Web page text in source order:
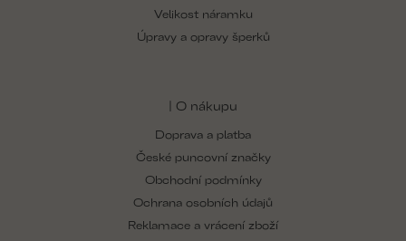
Velikost náramku
Úpravy a opravy šperků
| O nákupu
Doprava a platba
České puncovní značky
Obchodní podmínky
Ochrana osobních údajů
Reklamace a vrácení zboží